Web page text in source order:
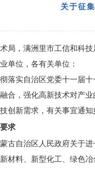
关于征
局，满洲里市工信和科
单位，各有关单位：
落实自治区党委十一届
合，强化高新技术对产
创新需求，有关事宜通知
求
古自治区人民政府关于
材料、新型化工、绿色